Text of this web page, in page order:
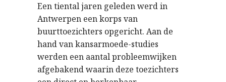
Een tiental jaren geleden werd in
Antwerpen een korps van
buurttoezichters opgericht. Aan de
hand van kansarmoede-studies
werden een aantal probleemwijken
afgebakend waarin deze toezichters